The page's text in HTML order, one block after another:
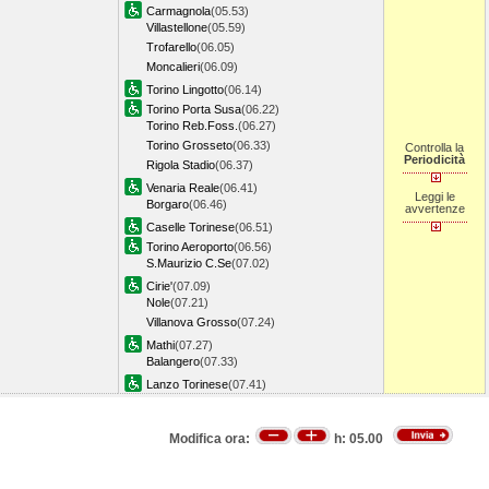
Carmagnola(05.53)
Villastellone(05.59)
Trofarello(06.05)
Moncalieri(06.09)
Torino Lingotto(06.14)
Torino Porta Susa(06.22)
Torino Reb.Foss. (06.27)
Torino Grosseto(06.33)
Rigola Stadio(06.37)
Venaria Reale(06.41)
Borgaro(06.46)
Caselle Torinese(06.51)
Torino Aeroporto(06.56)
S.Maurizio C.Se(07.02)
Cirie'(07.09)
Nole(07.21)
Villanova Grosso(07.24)
Mathi(07.27)
Balangero(07.33)
Lanzo Torinese(07.41)
Controlla la
Periodicità
Leggi le
avvertenze
Modifica ora: h: 05.00